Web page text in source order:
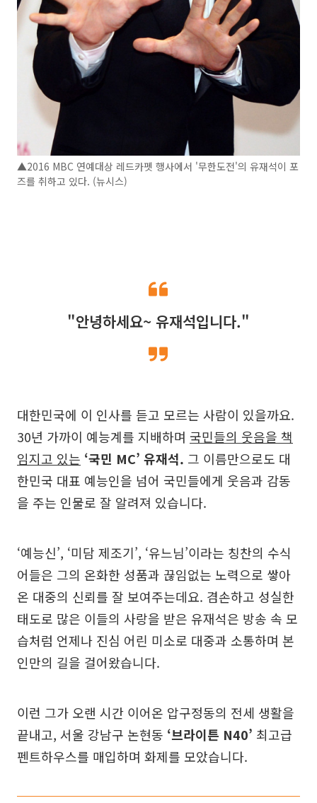
▲2016 MBC 연예대상 레드카펫 행사에서 '무한도전'의 유재석이 포
즈를 취하고 있다. (뉴시스)
"안녕하세요~ 유재석입니다."
대한민국에 이 인사를 듣고 모르는 사람이 있을까요.
30년 가까이 예능계를 지배하며 국민들의 웃음을 책
임지고 있는 ‘국민 MC’ 유재석. 그 이름만으로도 대
한민국 대표 예능인을 넘어 국민들에게 웃음과 감동
을 주는 인물로 잘 알려져 있습니다.
‘예능신’, ‘미담 제조기’, ‘유느님’이라는 칭찬의 수식
어들은 그의 온화한 성품과 끊임없는 노력으로 쌓아
온 대중의 신뢰를 잘 보여주는데요. 겸손하고 성실한
태도로 많은 이들의 사랑을 받은 유재석은 방송 속 모
습처럼 언제나 진심 어린 미소로 대중과 소통하며 본
인만의 길을 걸어왔습니다.
이런 그가 오랜 시간 이어온 압구정동의 전세 생활을
끝내고, 서울 강남구 논현동 ‘브라이튼 N40’ 최고급
펜트하우스를 매입하며 화제를 모았습니다.